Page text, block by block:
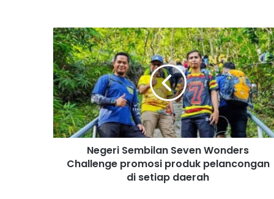
N
e
g
e
r
i
S
e
m
Negeri Sembilan Seven Wonders
Challenge promosi produk pelancongan
di setiap daerah